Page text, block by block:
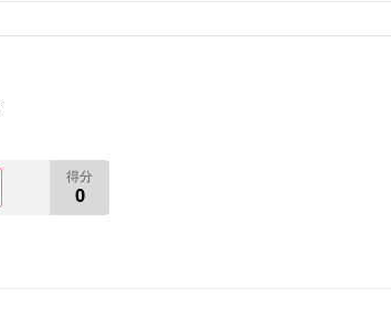
得分
0